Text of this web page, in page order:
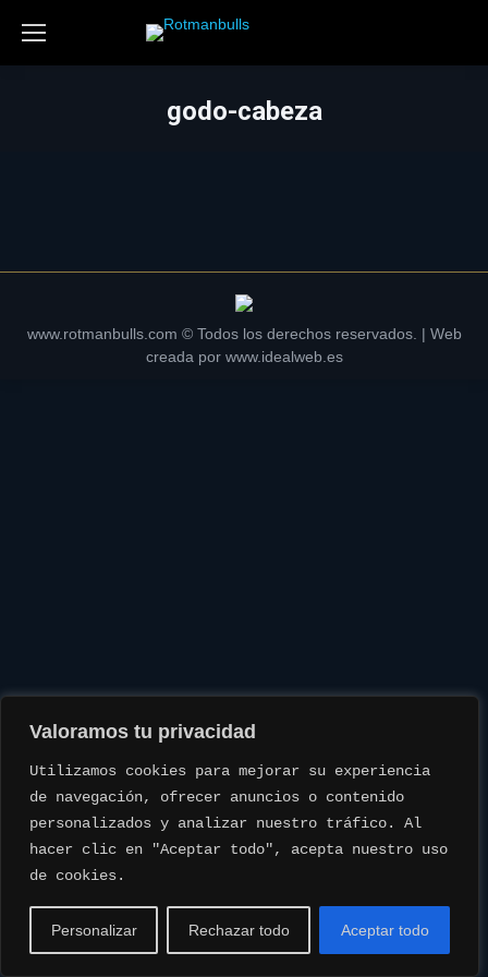
Valoramos tu privacidad
Utilizamos cookies para mejorar su experiencia
de navegación, ofrecer anuncios o contenido
personalizados y analizar nuestro tráfico. Al
hacer clic en "Aceptar todo", acepta nuestro uso
de cookies.
Personalizar Rechazar todo Aceptar todo
godo-cabeza
www.rotmanbulls.com © Todos los derechos reservados. | Web
creada por www.idealweb.es